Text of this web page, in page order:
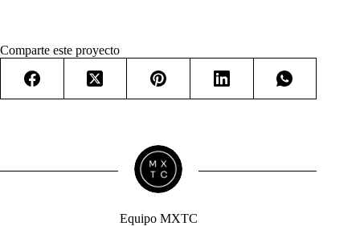
Comparte este proyecto
Equipo MXTC